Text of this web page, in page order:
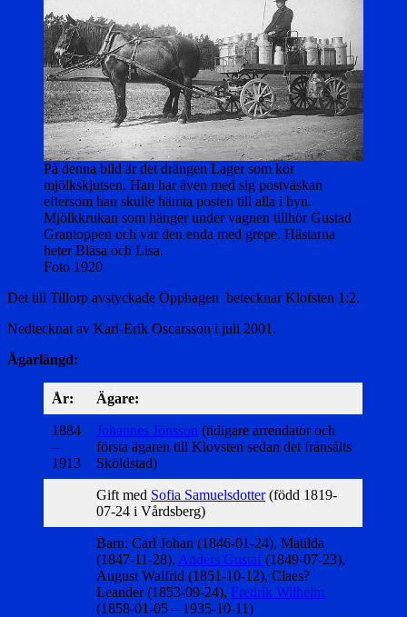
På denna bild är det drängen Lager som kör
mjölkskjutsen. Han har även med sig postväskan
eftersom han skulle hämta posten till alla i byn.
Mjölkkrukan som hänger under vagnen tillhör Gustad
Grantoppen och var den enda med grepe. Hästarna
heter Bläsa och Lisa.
Foto 1920
Det till Tillorp avstyckade Opphagen betecknar Klofsten 1:2.
Nedtecknat av Karl-Erik Oscarsson i juli 2001.
Ägarlängd:
År: Ägare:
1884
–
1913
Johannes Jönsson (tidigare arrendator och
första ägaren till Klovsten sedan det frånsålts
Sköldstad)
Gift med Sofia Samuelsdotter(född 1819-
07-24 i Vårdsberg)
Barn: Carl Johan (1846-01-24), Matilda
(1847-11-28), Anders Gustaf (1849-07-23),
August Walfrid (1851-10-12), Claes?
Leander (1853-09-24), Fredrik Wilhelm
(1858-01-05 – 1935-10-11)